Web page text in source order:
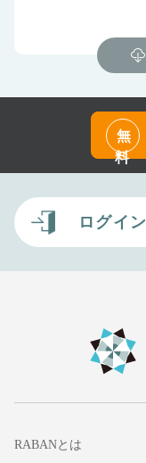
無
料
ログイン
RABANとは